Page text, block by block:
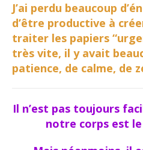
J’ai perdu beaucoup
d’être productive à
traiter les papiers
très vite, il y avait
patience, de calme, de
Il n’est pas toujours
notre corps est